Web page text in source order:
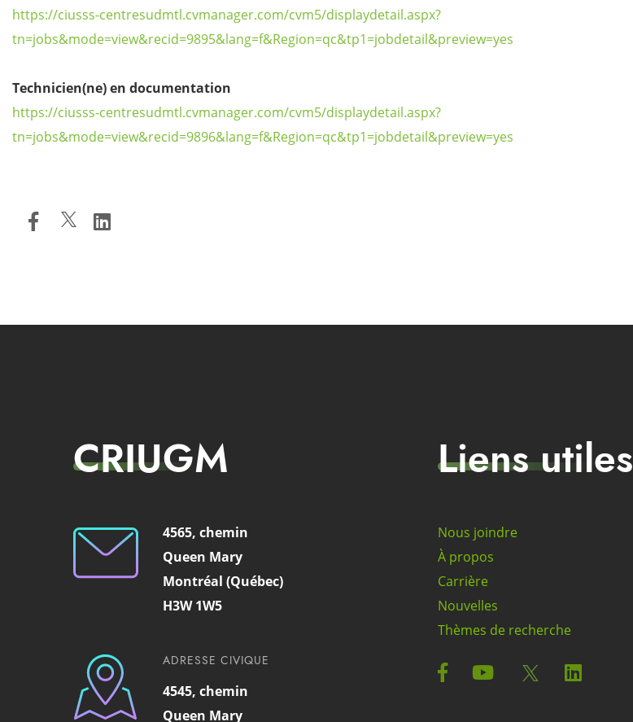
https://ciusss-centresudmtl.cvmanager.com/cvm5/displaydetail.aspx?
tn=jobs&mode=view&recid=9895&lang=f&Region=qc&tp1=jobdetail&preview=yes
Technicien(ne) en documentation
https://ciusss-centresudmtl.cvmanager.com/cvm5/displaydetail.aspx?
tn=jobs&mode=view&recid=9896&lang=f&Region=qc&tp1=jobdetail&preview=yes
CRIUGM
4565, chemin
Queen Mary
Montréal (Québec)
H3W 1W5
ADRESSE CIVIQUE
4545, chemin
Queen Mary
Liens utiles
Nous joindre
À propos
Carrière
Nouvelles
Thèmes de recherche